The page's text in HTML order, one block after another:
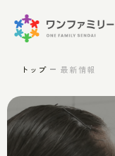
トップ 最新情報